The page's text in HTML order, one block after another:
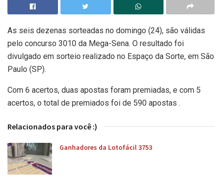
As seis dezenas sorteadas no domingo (24), são válidas
pelo concurso 3010 da Mega-Sena. O resultado foi
divulgado em sorteio realizado no Espaço da Sorte, em São
Paulo (SP).
Com 6 acertos, duas apostas foram premiadas, e com 5
acertos, o total de premiados foi de 590 apostas .
Relacionados para você :)
Ganhadores da Lotofácil 3753